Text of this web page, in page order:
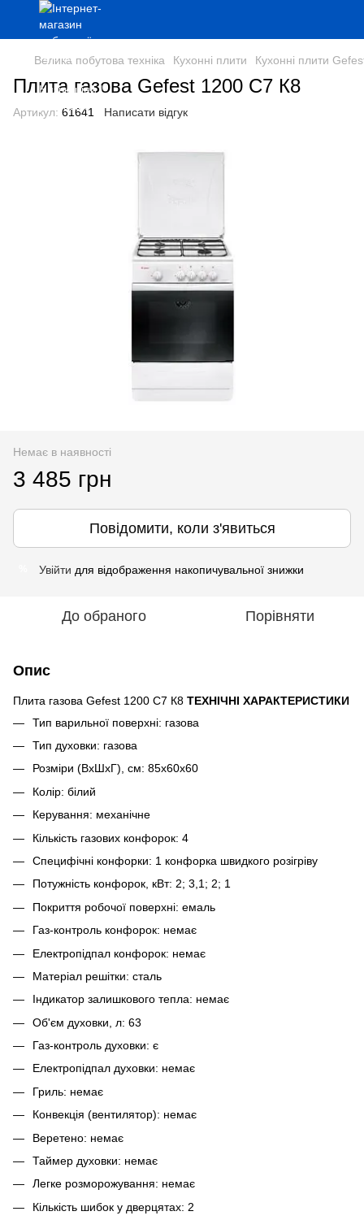
Велика побутова техніка Кухонні плити Кухонні плити
Плита газова Gefest 1200 С7 К8
Артикул: 61641 Написати відгук
Немає в наявності
3 485 грн
Повідомити, коли з'явиться
Увійти для відображення накопичувальної знижки
До обраного Порівняти
Опис
Плита газова Gefest 1200 С7 К8 ТЕХНІЧНІ ХАРАКТЕРИСТИКИ
Тип варильної поверхні: газова
Тип духовки: газова
Розміри (ВхШхГ), см: 85x60x60
Колір: білий
Керування: механічне
Кількість газових конфорок: 4
Специфічні конфорки: 1 конфорка швидкого розігріву
Потужність конфорок, кВт: 2; 3,1; 2; 1
Покриття робочої поверхні: емаль
Газ-контроль конфорок: немає
Електропідпал конфорок: немає
Матеріал решітки: сталь
Індикатор залишкового тепла: немає
Об'єм духовки, л: 63
Газ-контроль духовки: є
Електропідпал духовки: немає
Гриль: немає
Конвекція (вентилятор): немає
Веретено: немає
Таймер духовки: немає
Легке розморожування: немає
Кількість шибок у дверцятах: 2